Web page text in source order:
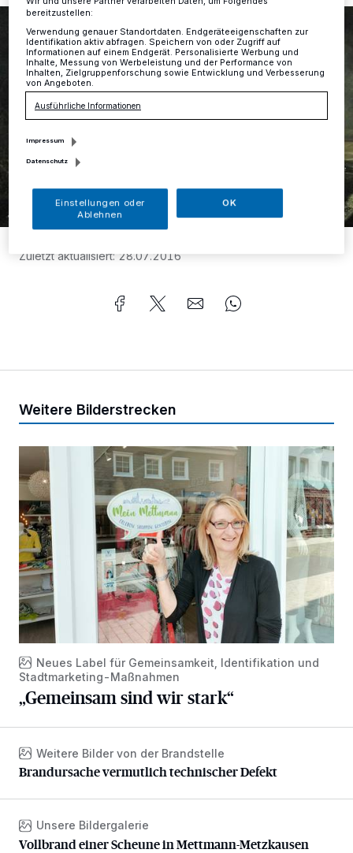
Zuletzt aktualisiert: 28.07.2016
Weitere Bilderstrecken
„Gemeinsam sind wir stark“
Neues Label für Gemeinsamkeit, Identifikation und
Stadtmarketing-Maßnahmen
„Gemeinsam sind wir stark“
Brandursache vermutlich technischer Defekt
Weitere Bilder von der Brandstelle
Brandursache vermutlich technischer Defekt
Vollbrand einer Scheune in Mettmann-Metzkausen
Unsere Bildergalerie
Vollbrand einer Scheune in Mettmann-Metzkausen
bereitzustellen:
Verwendung genauer Standortdaten. Endgeräteeigenschaften zur
Identifikation aktiv abfragen. Speichern von oder Zugriff auf
Informationen auf einem Endgerät. Personalisierte Werbung und
Inhalte, Messung von Werbeleistung und der Performance von
Inhalten, Zielgruppenforschung sowie Entwicklung und Verbesserung
von Angeboten.
Ausführliche Informationen
Impressum
Datenschutz
Einstellungen oder
Ablehnen
OK